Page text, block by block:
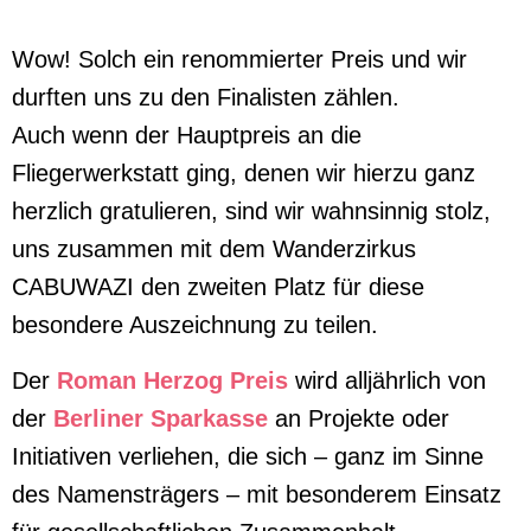
Wow! Solch ein renommierter Preis und wir
durften uns zu den Finalisten zählen.
Auch wenn der Hauptpreis an die
Fliegerwerkstatt ging, denen wir hierzu ganz
herzlich gratulieren, sind wir wahnsinnig stolz,
uns zusammen mit dem Wanderzirkus
CABUWAZI den zweiten Platz für diese
besondere Auszeichnung zu teilen.
Der Roman Herzog Preis wird alljährlich von
der Berliner Sparkasse an Projekte oder
Initiativen verliehen, die sich – ganz im Sinne
des Namensträgers – mit besonderem Einsatz